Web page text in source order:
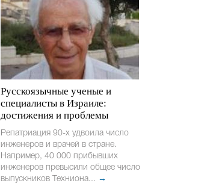
Русскоязычные ученые и
специалисты в Израиле:
достижения и проблемы
Репатриация 90-х удвоила число
инженеров и врачей в стране.
Например, 40 000 прибывших
инженеров превысили общее число
выпускников Техниона... →